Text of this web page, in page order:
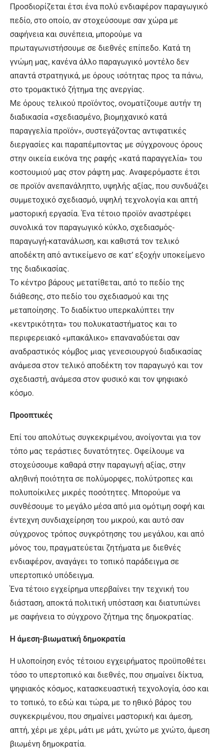
Προσδιορίζεται έτσι ένα πολύ ενδιαφέρον παραγωγικό
πεδίο, στο οποίο, αν στοχεύσουμε σαν χώρα με
σαφήνεια και συνέπεια, μπορούμε να
πρωταγωνιστήσουμε σε διεθνές επίπεδο. Κατά τη
γνώμη μας, κανένα άλλο παραγωγικό μοντέλο δεν
απαντά στρατηγικά, με όρους ισότητας προς τα πάνω,
στο τρομακτικό ζήτημα της ανεργίας.
Με όρους τελικού προϊόντος, ονοματίζουμε αυτήν τη
διαδικασία «σχεδιασμένο, βιομηχανικό κατά
παραγγελία προϊόν», συστεγάζοντας αντιφατικές
διεργασίες και παραπέμποντας με σύγχρονους όρους
στην οικεία εικόνα της ραφής «κατά παραγγελία» του
κοστουμιού μας στον ράφτη μας. Αναφερόμαστε έτσι
σε προϊόν ανεπανάληπτο, υψηλής αξίας, που συνδυάζει
συμμετοχικό σχεδιασμό, υψηλή τεχνολογία και απτή
μαστορική εργασία. Ένα τέτοιο προϊόν αναστρέφει
συνολικά τον παραγωγικό κύκλο, σχεδιασμός-
παραγωγή-κατανάλωση, και καθιστά τον τελικό
αποδέκτη από αντικείμενο σε κατ’ εξοχήν υποκείμενο
της διαδικασίας.
Το κέντρο βάρους μετατίθεται, από το πεδίο της
διάθεσης, στο πεδίο του σχεδιασμού και της
μεταποίησης. Το διαδίκτυο υπερκαλύπτει την
«κεντρικότητα» του πολυκαταστήματος και το
περιφερειακό «μπακάλικο» επαναναδύεται σαν
αναδραστικός κόμβος μιας γενεσιουργού διαδικασίας
ανάμεσα στον τελικό αποδέκτη τον παραγωγό και τον
σχεδιαστή, ανάμεσα στον φυσικό και τον ψηφιακό
κόσμο.
Προοπτικές
Επί του απολύτως συγκεκριμένου, ανοίγονται για τον
τόπο μας τεράστιες δυνατότητες. Οφείλουμε να
στοχεύσουμε καθαρά στην παραγωγή αξίας, στην
αληθινή ποιότητα σε πολύμορφες, πολύτροπες και
πολυποίκιλες μικρές ποσότητες. Μπορούμε να
συνθέσουμε το μεγάλο μέσα από μια ομότιμη σοφή και
έντεχνη συνδιαχείρηση του μικρού, και αυτό σαν
σύγχρονος τρόπος συγκρότησης του μεγάλου, και από
μόνος του, πραγματεύεται ζητήματα με διεθνές
ενδιαφέρον, αναγάγει το τοπικό παράδειγμα σε
υπερτοπικό υπόδειγμα.
Ένα τέτοιο εγχείρημα υπερβαίνει την τεχνική του
διάσταση, αποκτά πολιτική υπόσταση και διατυπώνει
με σαφήνεια το σύγχρονο ζήτημα της δημοκρατίας.
Η άμεση-βιωματική δημοκρατία
Η υλοποίηση ενός τέτοιου εγχειρήματος προϋποθέτει
τόσο το υπερτοπικό και διεθνές, που σημαίνει δίκτυα,
ψηφιακός κόσμος, κατασκευαστική τεχνολογία, όσο και
το τοπικό, το εδώ και τώρα, με το ηθικό βάρος του
συγκεκριμένου, που σημαίνει μαστορική και άμεση,
απτή, χέρι με χέρι, μάτι με μάτι, χνώτο με χνώτο, άμεση
βιωμένη δημοκρατία.